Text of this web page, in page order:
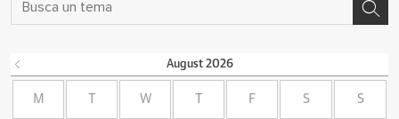
August 2026
M W F S S